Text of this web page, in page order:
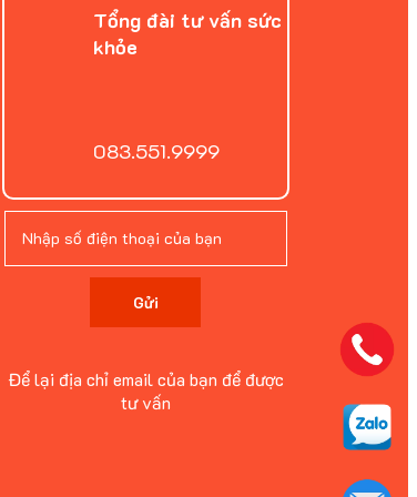
Tổng đài tư vấn sức
khỏe
083.551.9999
Gửi
Để lại địa chỉ email của bạn để được
tư vấn